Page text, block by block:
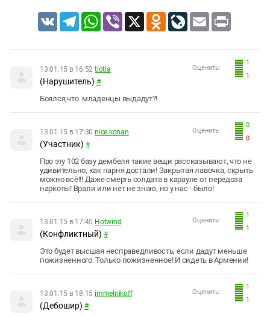
VK TelegramWhatsApp
Viber X Odnoklassniki
LiveJournal
Email Print
1
1
Оценить:
13.01.15 в 16:52 tiotia
(Нарушитель) #
Боялся,что младенцы выдадут?!
0
0
Оценить:
13.01.15 в 17:30 nice.konan
(Участник) #
Про эту 102 базу дембеля такие вещи рассказывают, что не
удивительно, как парня достали! Закрытая лавочка, скрыть
можно всё!!! Даже смерть солдата в карауле от передоза
наркоты! Врали или нет не знаю, но у нас - было!
1
1
Оценить:
13.01.15 в 17:45 Hotwind
(Конфликтный) #
Это будет высшая несправедливость, если дадут меньше
пожизненного. Только пожизненное! И сидеть в Армении!
1
1
Оценить:
13.01.15 в 18:15 immelnikoff
(Дебошир) #